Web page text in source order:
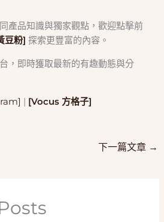
產品知識與獨家觀點，歡迎點擊前
豆粉] 探索更豐富的內容。
，即時獲取最新的有趣動態與分
| [Vocus 方格子]
下一篇文章 →